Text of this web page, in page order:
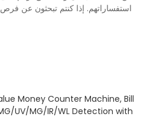
استفساراتهم. إذا كنتم تبحثون عن